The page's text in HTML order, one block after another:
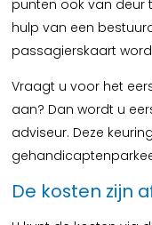
punten ook van deur
hulp van een
passagierskaart
Vraagt u voor het
aan? Dan wordt u
adviseur. Deze
De kosten zijn